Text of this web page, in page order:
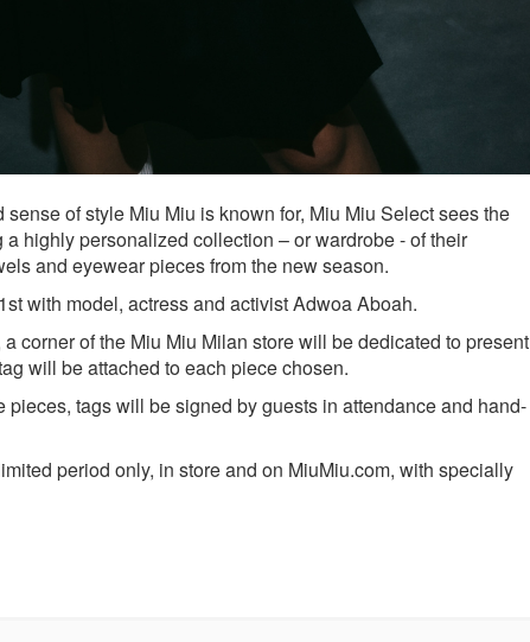
of style Miu Miu is known for, Miu Miu Select sees the
highly personalized collection – or wardrobe - of their
and eyewear pieces from the new season.
with model, actress and activist Adwoa Aboah.
corner of the Miu Miu Milan store will be dedicated to present
will be attached to each piece chosen.
pieces, tags will be signed by guests in attendance and hand-
period only, in store and on MiuMiu.com, with specially